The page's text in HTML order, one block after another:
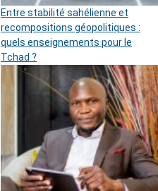
Entre stabilité sahélienne et
recompositions géopolitiques :
quels enseignements pour le
Tchad ?